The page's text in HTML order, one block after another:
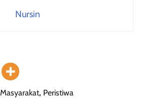
Nursin
Masyarakat, Peristiwa